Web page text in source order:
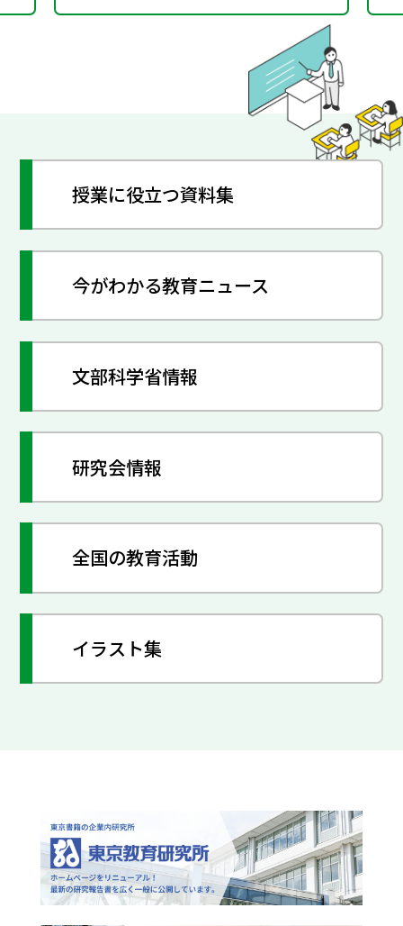
授業に役立つ資料集
今がわかる教育ニュース
文部科学省情報
研究会情報
全国の教育活動
イラスト集